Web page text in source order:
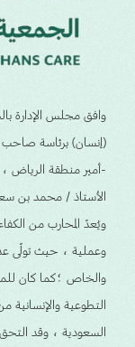
وافق مجلس الإدارة
(إنسان) برئاسة صاحب
-أمير منطقة الرياض
الأستاذ / محمد بن
ويُعدّ المحارب من
وعملية ، حيث تولّى
والخاص ؛كما كان
التطوعية
السعودية ، وقد التحق